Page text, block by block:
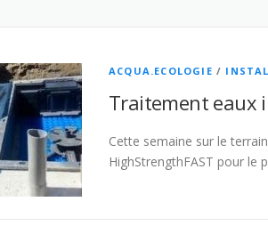
ACQUA.ECOLOGIE /
Traitement eaux
Cette semaine sur le
HighStrengthFAST pour le